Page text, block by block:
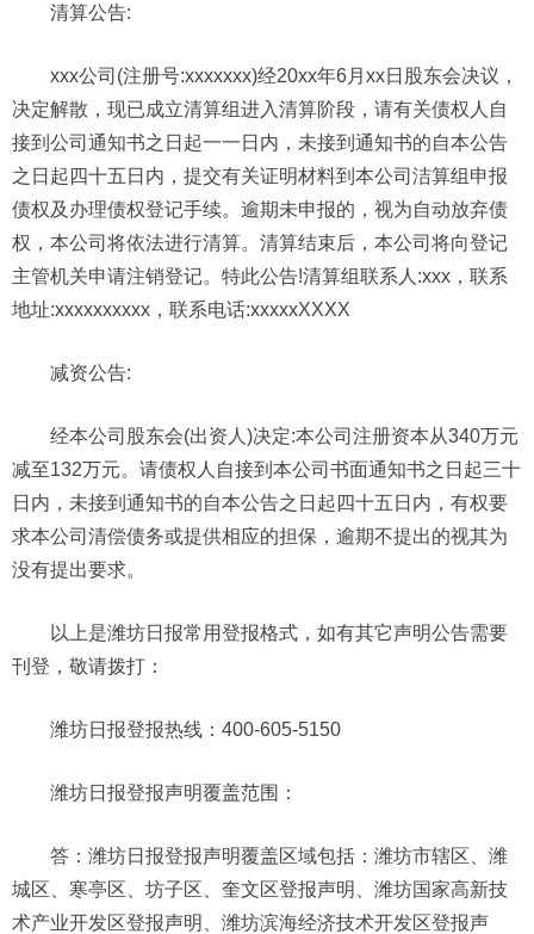
清算公告:
xxx公司(注册号:xxxxxxx)经20xx年6月xx日股东会决议，
决定解散，现已成立清算组进入清算阶段，请有关债权人自
接到公司通知书之日起一一日内，未接到通知书的自本公告
之日起四十五日内，提交有关证明材料到本公司洁算组申报
债权及办理债权登记手续。逾期未申报的，视为自动放弃债
权，本公司将依法进行清算。清算结束后，本公司将向登记
主管机关申请注销登记。特此公告!清算组联系人:xxx，联系
地址:xxxxxxxxxx，联系电话:xxxxxXXXX
减资公告:
经本公司股东会(出资人)决定:本公司注册资本从340万元
减至132万元。请债权人自接到本公司书面通知书之日起三十
日内，未接到通知书的自本公告之日起四十五日内，有权要
求本公司清偿债务或提供相应的担保，逾期不提出的视其为
没有提出要求。
以上是潍坊日报常用登报格式，如有其它声明公告需要
刊登，敬请拨打：
潍坊日报登报热线：400-605-5150
潍坊日报登报声明覆盖范围：
答：潍坊日报登报声明覆盖区域包括：潍坊市辖区、潍
城区、寒亭区、坊子区、奎文区登报声明、潍坊国家高新技
术产业开发区登报声明、潍坊滨海经济技术开发区登报声